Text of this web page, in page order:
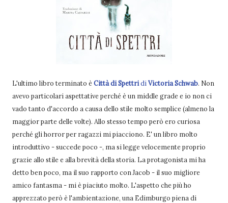
L'ultimo libro terminato èCittà di SpettridiVictoria Schwab. Non
avevo particolari aspettative perché è un middle grade e io non ci
vado tanto d'accordo a causa dello stile molto semplice (almeno la
maggior parte delle volte). Allo stesso tempo però ero curiosa
perché gli horror per ragazzi mi piacciono. E' un libro molto
introduttivo - succede poco -, ma si legge velocemente proprio
grazie allo stile e alla brevità della storia. La protagonista mi ha
detto ben poco, ma il suo rapporto con Jacob - il suo migliore
amico fantasma - mi è piaciuto molto. L'aspetto che più ho
apprezzato però è l'ambientazione, una Edimburgo piena di